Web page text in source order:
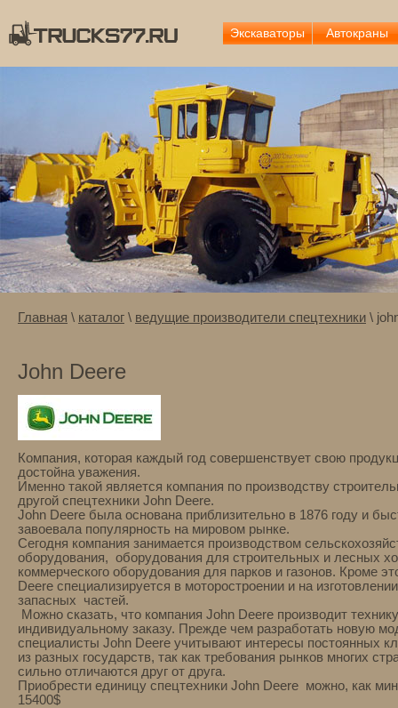
Экскаваторы Автокраны
Главная \ каталог \ ведущие производители спецтехники \
John Deere
Компания, которая каждый год совершенствует свою
достойна уважения.
Именно такой является компания по производству
другой спецтехники John Deere.
John Deere была основана приблизительно в 1876 году и
завоевала популярность на мировом рынке.
Сегодня компания занимается производством
оборудования, оборудования для строительных и лесных
коммерческого оборудования для парков и газонов. Кроме
Deere специализируется в моторостроении и на
запасных частей.
Можно сказать, что компания John Deere производит
индивидуальному заказу. Прежде чем разработать новую
специалисты John Deere учитывают интересы постоянных
из разных государств, так как требования рынков многих
сильно отличаются друг от друга.
Приобрести единицу спецтехники John Deere можно, как
15400$